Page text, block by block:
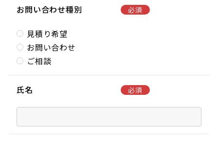
お問い合わせ種別 必須
見積り希望
お問い合わせ
ご相談
氏名 必須